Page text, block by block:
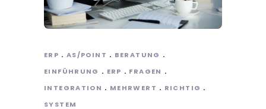
ERP AS/POINT
BERATUNG
EINFÜHRUNG
ERP
FRAGEN
INTEGRATION
MEHRWERT
RICHTIG
SYSTEM